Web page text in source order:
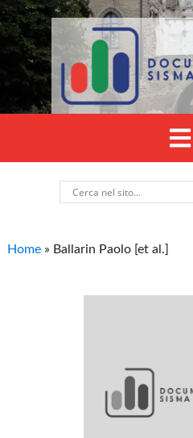
Home » Ballarin Paolo [et al.]